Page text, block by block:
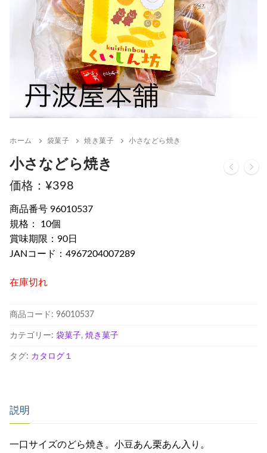
ホーム 袋菓子 焼き菓子 小さなどら焼き
小さなどら焼き
¥398
商品番号 96010537
規格： 10個
賞味期限：90日
JANコード：4967204007289
在庫切れ
商品コード: 96010537
カテゴリー: 袋菓子, 焼き菓子
タグ: カタログ１
説明
一口サイズのどら焼き。小豆あん栗あん入り。